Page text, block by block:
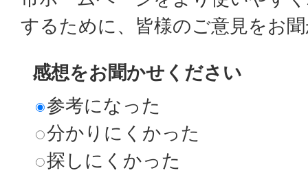
するために、皆様のご意見をお
感想をお聞かせください
参考になった
分かりにくかった
探しにくかった